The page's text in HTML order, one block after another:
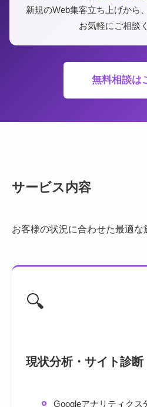
新規のWeb集客立ち上げから
お気軽にご相談
無料相談は
サービス内容
お客様の状況に合わせた最適な
🔍
現状分析・サイト診断
Googleアナリティクス